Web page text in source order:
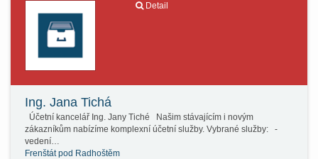
Detail
Ing. Jana Tichá
Účetní kancelář Ing. Jany Tiché Našim stávajícím i novým
zákazníkům nabízíme komplexní účetní služby. Vybrané služby: -
vedení…
Frenštát pod Radhoštěm